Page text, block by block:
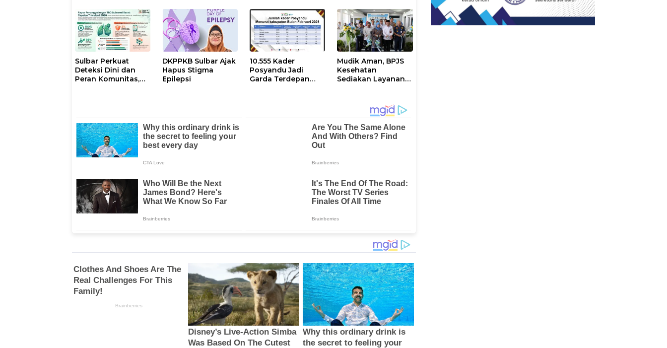
Eliminasi TBC
Bencana
Kesehatan dan
Promosi Kampus di
CFD Arteri Mamuju
Sulbar Perkuat
Deteksi Dini dan
Peran Komunitas,
DKPPKB Sulbar Ajak
Hapus Stigma
Epilepsi
10.555 Kader
Posyandu Jadi
Garda Terdepan
Mudik Aman, BPJS
Kesehatan
Sediakan Layanan